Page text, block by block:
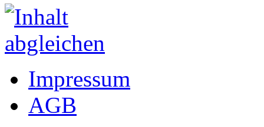
Impressum
AGB